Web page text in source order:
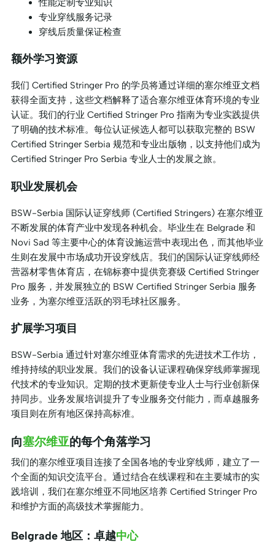
专业穿线服务记录
穿线后质量保证检查
额外学习资源
我们 Certified Stringer Pro 的学员将通过详细的塞尔维亚文档
获得全面支持，这些文档解释了适合塞尔维亚体育环境的专业
认证。我们的行业 Certified Stringer Pro 指南为专业实践提供
了明确的技术标准。每位认证候选人都可以获取完整的 BSW
Certified Stringer Serbia 规范和专业出版物，以支持他们成为
Certified Stringer Pro Serbia 专业人士的发展之旅。
职业发展机会
BSW-Serbia 国际认证穿线师 (Certified Stringers) 在塞尔维亚
不断发展的体育产业中发现各种机会。毕业生在 Belgrade 和
Novi Sad 等主要中心的体育设施运营中表现出色，而其他毕业
生则在发展中市场成功开设穿线店。我们的国际认证穿线师经
营器材零售体育店，在锦标赛中提供竞赛级 Certified Stringer
Pro 服务，并发展独立的 BSW Certified Stringer Serbia 服务
业务，为塞尔维亚活跃的羽毛球社区服务。
扩展学习项目
BSW-Serbia 通过针对塞尔维亚体育需求的先进技术工作坊，
维持持续的职业发展。我们的设备认证课程确保穿线师掌握现
代技术的专业知识。定期的技术更新使专业人士与行业创新保
持同步。业务发展培训提升了专业服务交付能力，而卓越服务
项目则在所有地区保持高标准。
向塞尔维亚的每个角落学习
我们的塞尔维亚项目连接了全国各地的专业穿线师，建立了一
个全面的知识交流平台。通过结合在线课程和在主要城市的实
践培训，我们在塞尔维亚不同地区培养 Certified Stringer Pro
和维护方面的高级技术掌握能力。
Belgrade 地区：卓越中心